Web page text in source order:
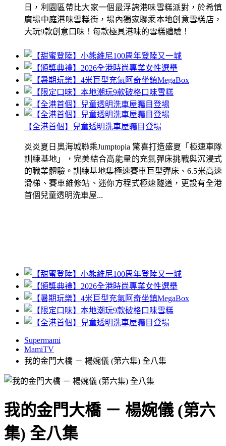
日，利園區帶比大家一個最浮誇港味雪糕派對，於希慎
廣場中庭港味雪糕街，場內獨家聯乘本地創意雪糕店，
大玩9款創意口味！每款極具港味的雪糕體驗！
【全港首個】兒童透明洗車屋矚目登場
炎炎夏日奧海城聯乘Jumptopia 驚喜打造盛夏「極速車隊
訓練基地」，完美結合高能量的充氣彈床挑戰與沉浸式
的職業體驗。訓練基地集極速賽車巨型彈床、6.5米高速
滑梯、賽車維修站、迷你方程式極速隧道，更設有全港
首個兒童透明洗車屋...
Supermami
MamiTV
我的金門大橋 － 楊婉儀 (第六集) 全八集
我的金門大橋 － 楊婉儀 (第六
集) 全八集